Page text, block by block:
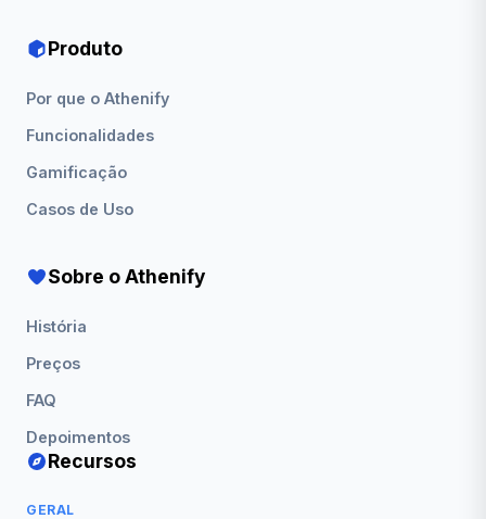
Produto
Por que o Athenify
Funcionalidades
Gamificação
Casos de Uso
Sobre o Athenify
História
Preços
FAQ
Depoimentos
Recursos
GERAL